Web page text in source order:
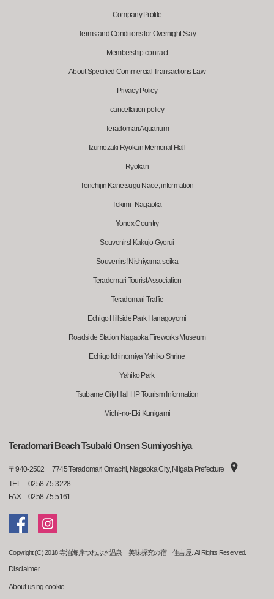
Company Profile
Terms and Conditions for Overnight Stay
Membership contract
About Specified Commercial Transactions Law
Privacy Policy
cancellation policy
Teradomari Aquarium
Izumozaki Ryokan Memorial Hall
Ryokan
Tenchijin Kanetsugu Naoe, information
Tokimi- Nagaoka
Yonex Country
Souvenirs! Kakujo Gyorui
Souvenirs! Nishiyama-seika
Teradomari Tourist Association
Teradomari Traffic
Echigo Hillside Park Hanagoyomi
Roadside Station Nagaoka Fireworks Museum
Echigo Ichinomiya Yahiko Shrine
Yahiko Park
Tsubame City Hall HP Tourism Information
Michi-no-Eki Kunigami
Teradomari Beach Tsubaki Onsen Sumiyoshiya
〒940-2502
7745 Teradomari Omachi, Nagaoka City, Niigata Prefecture
TEL
0258-75-3228
FAX
0258-75-5161
Copyright (C) 2018 寺泊海岸つわぶき温泉 美味探究の宿 住吉屋. All Rights Reserved.
Disclaimer
About using cookie